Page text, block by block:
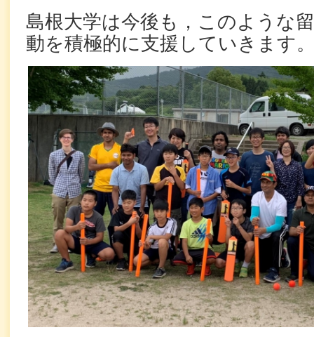
島根大学は今後も，このような
動を積極的に支援していきます